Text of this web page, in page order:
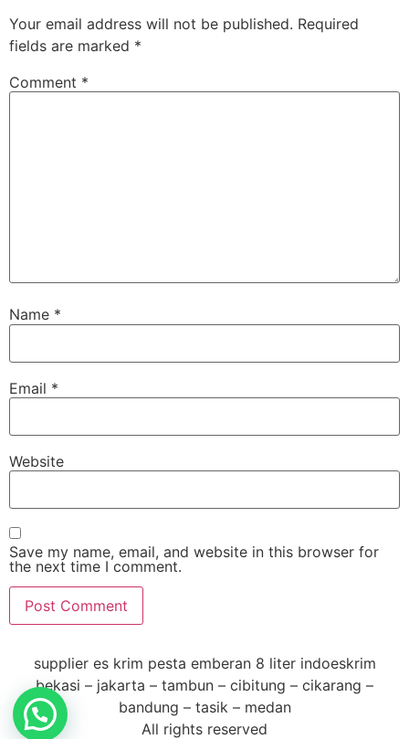
Your email address will not be published. Required
fields are marked *
Comment *
Name *
Email *
Website
Save my name, email, and website in this browser for
the next time I comment.
supplier es krim pesta emberan 8 liter indoeskrim
bekasi – jakarta – tambun – cibitung – cikarang –
bandung – tasik – medan
All rights reserved